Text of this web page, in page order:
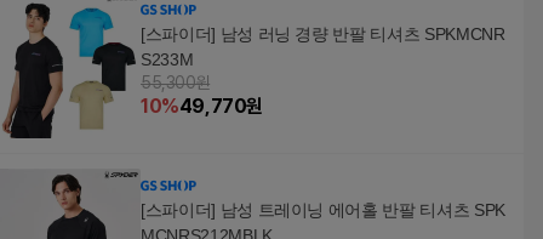
[스파이더] 남성 러닝 경량 반팔 티셔츠 SPKMCNR
S233M
55,300원
10%49,770원
[스파이더] 남성 트레이닝 에어홀 반팔 티셔츠 SPK